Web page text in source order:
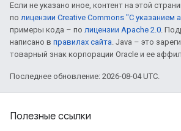
Если не указано иное, контент на этой
по лицензии Creative Commons "С указанием
примеры кода – по лицензии Apache 2.0.
написано в правилах сайта. Java – это
товарный знак корпорации Oracle и ее
Последнее обновление: 2026-08-04 UTC.
Полезные ссылки